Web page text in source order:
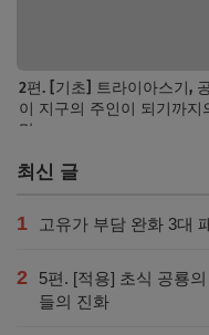
2편. [기초] 트라이아스기,
이 지구의 주인이 되기까지
막
최신 글
1 고유가 부담 완화 3대
2
5편. [적용] 초식 공룡
들의 진화